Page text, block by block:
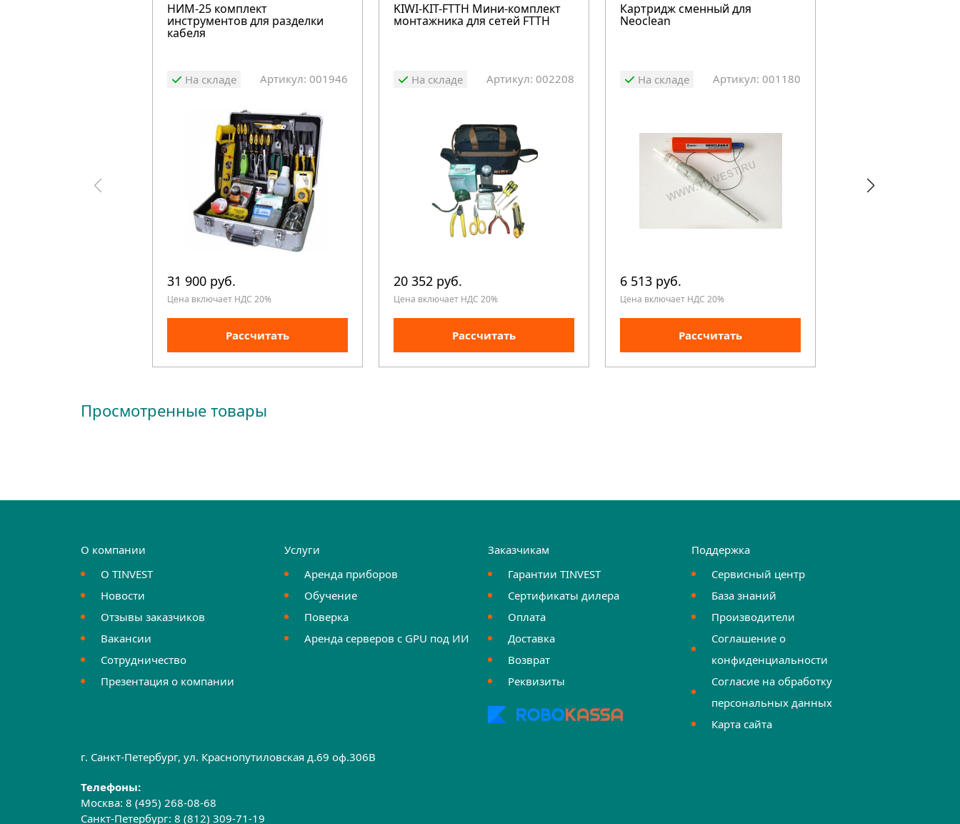
НИМ-25 комплект
инструментов для разделки
кабеля
На складе Артикул: 001946
31 900 руб.
Цена включает НДС 20%
Рассчитать
KIWI-KIT-FTTH Мини-комплект
монтажника для сетей FTTH
На складе Артикул: 002208
20 352 руб.
Цена включает НДС 20%
Рассчитать
Картридж сменный для
Neoclean
На складе Артикул: 001180
6 513 руб.
Цена включает НДС 20%
Рассчитать
Просмотренные товары
О компании
О TINVEST
Новости
Отзывы заказчиков
Вакансии
Сотрудничество
Презентация о компании
Услуги
Аренда приборов
Обучение
Поверка
Аренда серверов с GPU под ИИ
Заказчикам
Гарантии TINVEST
Сертификаты дилера
Оплата
Доставка
Возврат
Реквизиты
Поддержка
Сервисный центр
База знаний
Производители
Соглашение о
конфиденциальности
Согласие на обработку
персональных данных
Карта сайта
г. Санкт-Петербург, ул. Краснопутиловская д.69 оф.306B
Телефоны:
Москва:8 (495) 268-08-68
Санкт-Петербург:8 (812) 309-71-19